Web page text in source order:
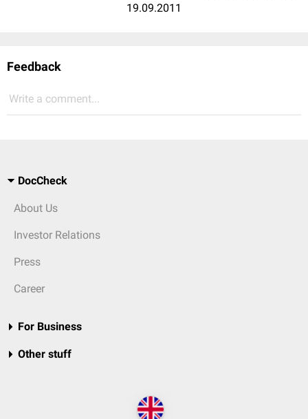
19.09.2011
Feedback
Write a comment...
DocCheck
About Us
Investor Relations
Press
Career
For Business
Other stuff